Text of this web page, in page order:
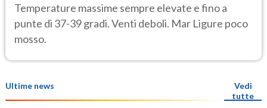
Temperature massime sempre elevate e fino a
punte di 37-39 gradi. Venti deboli. Mar Ligure poco
mosso.
Ultime news
Vedi
tutte